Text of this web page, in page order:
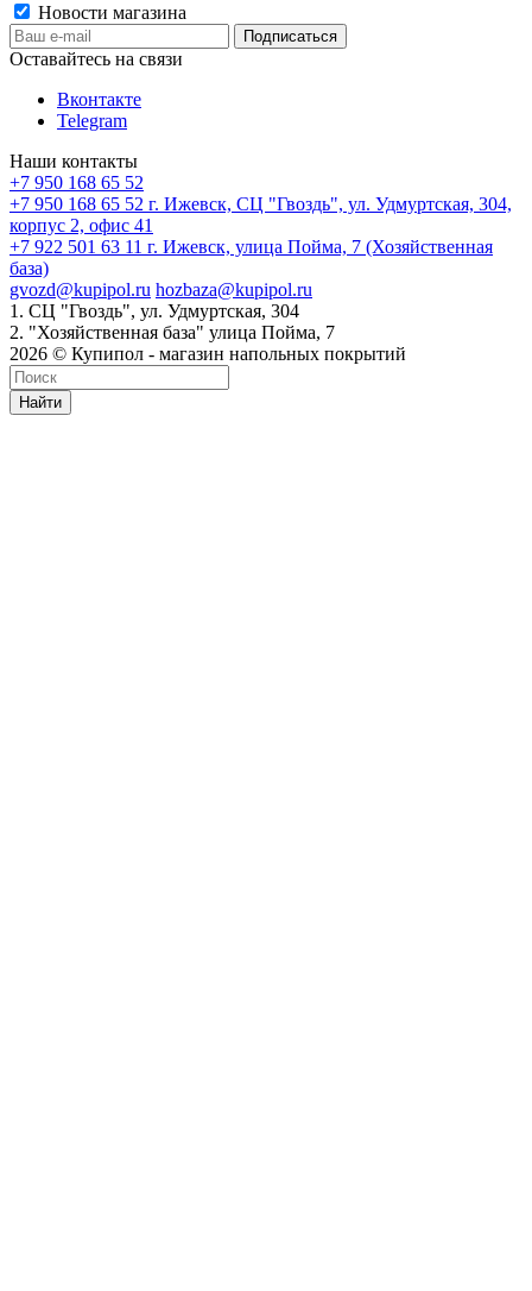
Новости магазина
Оставайтесь на связи
Вконтакте
Telegram
Наши контакты
+7 950 168 65 52
+7 950 168 65 52 г. Ижевск, СЦ "Гвоздь", ул. Удмуртская, 304,
корпус 2, офис 41
+7 922 501 63 11 г. Ижевск, улица Пойма, 7 (Хозяйственная
база)
gvozd@kupipol.ru hozbaza@kupipol.ru
1. СЦ "Гвоздь", ул. Удмуртская, 304
2. "Хозяйственная база" улица Пойма, 7
2026 © Купипол - магазин напольных покрытий
Найти